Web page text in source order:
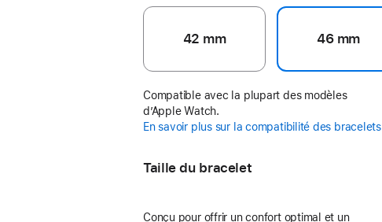
42 mm 46 mm
Compatible avec la plupart des modèles
d’Apple Watch.
En savoir plus sur la compatibilité des bracelets
Taille du bracelet
Conçu pour offrir un confort optimal et un